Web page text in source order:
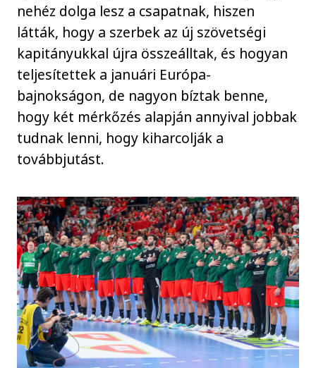
nehéz dolga lesz a csapatnak, hiszen
látták, hogy a szerbek az új szövetségi
kapitányukkal újra összeálltak, és hogyan
teljesítettek a januári Európa-
bajnokságon, de nagyon bíztak benne,
hogy két mérkőzés alapján annyival jobbak
tudnak lenni, hogy kiharcolják a
továbbjutást.